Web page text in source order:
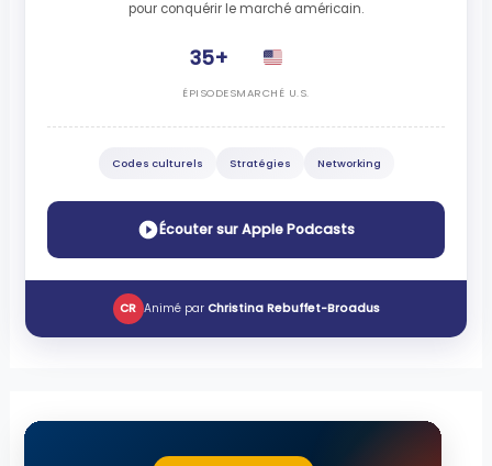
pour conquérir le marché américain.
35+
ÉPISODESMARCHÉ U.S.
Codes culturels Stratégies Networking
Écouter sur Apple Podcasts
CR Animé par Christina Rebuffet-Broadus